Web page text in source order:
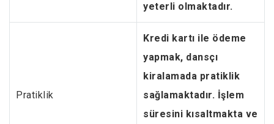
yeterli olmaktadır.
Pratiklik
Kredi kartı ile ödeme
yapmak, dansçı
kiralamada pratiklik
sağlamaktadır. İşlem
süresini kısaltmakta ve